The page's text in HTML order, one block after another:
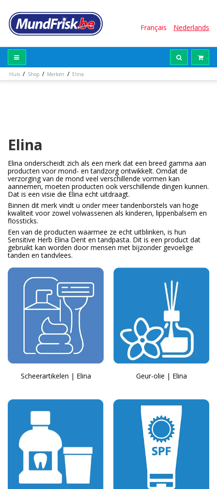
Français Nederlands
Huis / Shop / Merken / Elina
Elina
Elina onderscheidt zich als een merk dat een breed gamma aan
producten voor mond- en tandzorg ontwikkelt. Omdat de
verzorging van de mond veel verschillende vormen kan
aannemen, moeten producten ook verschillende dingen kunnen.
Dat is een visie die Elina echt uitdraagt.
Binnen dit merk vindt u onder meer tandenborstels van hoge
kwaliteit voor zowel volwassenen als kinderen, lippenbalsem en
flossticks.
Een van de producten waarmee ze echt uitblinken, is hun
Sensitive Herb Elina Dent en tandpasta. Dit is een product dat
gebruikt kan worden door mensen met bijzonder gevoelige
tanden en tandvlees.
Scheerartikelen | Elina Geur-olie | Elina